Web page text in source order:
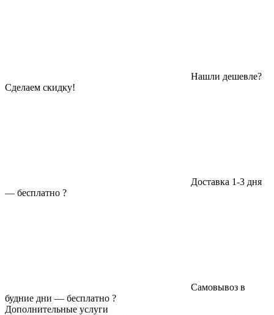
Нашли дешевле?
Сделаем скидку!
Доставка 1-3 дня
— бесплатно ?
Самовывоз в
будние дни — бесплатно ?
Дополнительные услуги